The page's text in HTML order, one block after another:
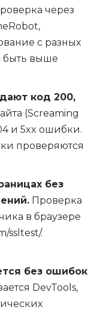
через
с разных
быть выше
код 200,
(Screaming
и 5xx ошибки.
проверяются
без
Проверка
в браузере
ssltest/.
без ошибок
DevTools,